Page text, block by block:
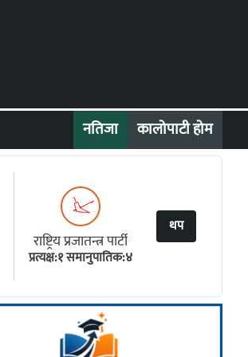
नतिजा कालोपाटी होम
राष्ट्रिय प्रजातन्त्र पार्टी
प्रत्यक्ष:१ समानुपातिक:४
थप